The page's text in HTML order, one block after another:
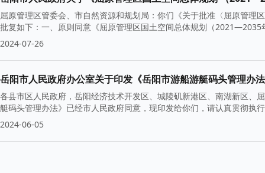
屈原管理区管委会、市自然资源和规划局：你们《关于批准〈屈原管
批复如下：一、原则同意《屈原管理区国土空间总体规划（
2024-07-26
岳阳市人民政府办公室关于印发《岳阳市游船游艇码头管理办
各县市区人民政府，岳阳经济技术开发区、城陵矶新港区、南湖新区、
艇码头管理办法》已经市人民政府同意，现印发给你们，请认真贯彻
2024-06-05